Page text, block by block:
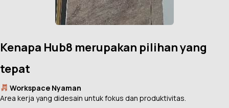
Kenapa Hub8 merupakan pilihan yang
tepat
Workspace Nyaman
Area kerja yang didesain untuk fokus dan produktivitas.